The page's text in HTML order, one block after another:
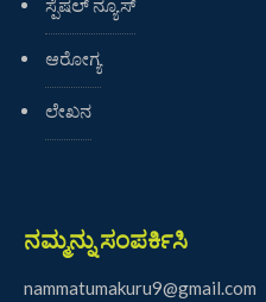
ಸ್ಪೆಷಲ್ ನ್ಯೂಸ್
ಆರೋಗ್ಯ
ಲೇಖನ
ನಮ್ಮನ್ನು ಸಂಪರ್ಕಿಸಿ
nammatumakuru9@gmail.com